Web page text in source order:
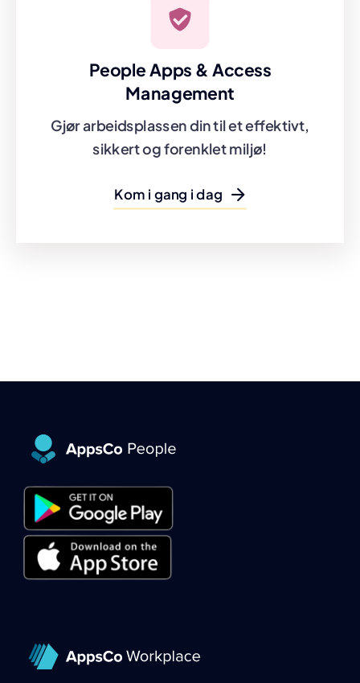
People Apps & Access
Management
Gjør arbeidsplassen din til et effektivt,
sikkert og forenklet miljø!
Kom i gang i dag